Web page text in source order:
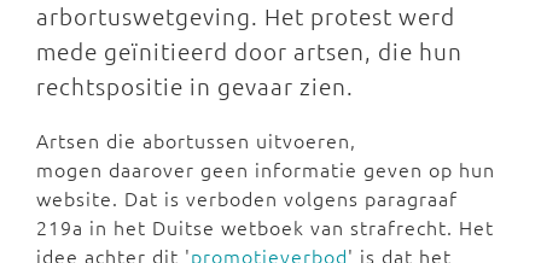
arbortuswetgeving. Het protest werd
mede geïnitieerd door artsen, die hun
rechtspositie in gevaar zien.
Artsen die abortussen uitvoeren,
mogen daarover geen informatie geven op hun
website. Dat is verboden volgens paragraaf
219a in het Duitse wetboek van strafrecht. Het
idee achter dit 'promotieverbod' is dat het